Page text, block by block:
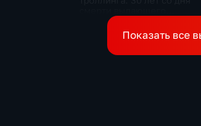
музыканта и деятеля
контркультуры Сергея
Показать все